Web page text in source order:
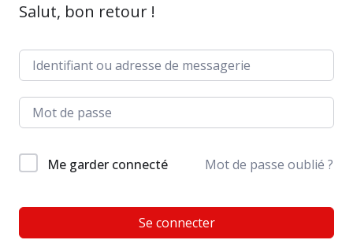
Salut, bon retour !
Me garder connecté Mot de passe oublié ?
Se connecter